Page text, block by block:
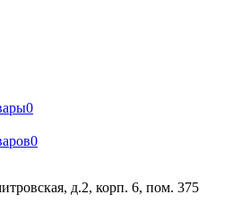
0
0
д.2, корп. 6, пом. 375